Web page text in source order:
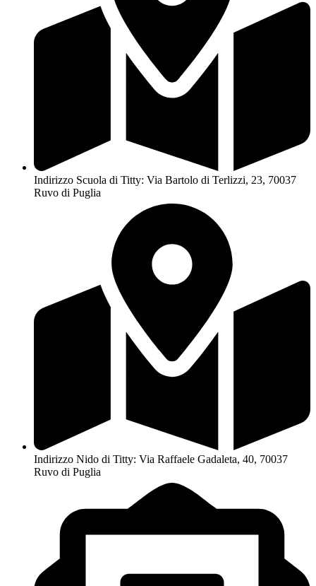
Indirizzo Scuola di Titty: Via Bartolo di Terlizzi, 23, 70037
Ruvo di Puglia
Indirizzo Nido di Titty: Via Raffaele Gadaleta, 40, 70037
Ruvo di Puglia